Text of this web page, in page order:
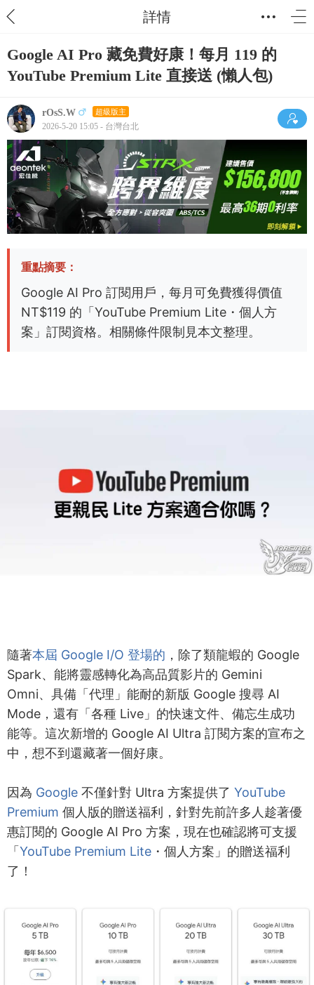
詳情
Google AI Pro 藏免費好康！每月 119 的
YouTube Premium Lite 直接送 (懶人包)
rOsS.W 超級版主
2026-5-20 15:05 - 台灣台北
重點摘要：
Google AI Pro 訂閱用戶，每月可免費獲得價值
NT$119 的「YouTube Premium Lite・個人方
案」訂閱資格。相關條件限制見本文整理。
隨著本屆 Google I/O 登場的 ，除了類龍蝦的 Google
Spark、能將靈感轉化為高品質影片的 Gemini
Omni、具備「代理」能耐的新版 Google 搜尋 AI
Mode，還有「各種 Live」的快速文件、備忘生成功
能等。這次新增的 Google AI Ultra 訂閱方案的宣布之
中，想不到還藏著一個好康。
因為 Google 不僅針對 Ultra 方案提供了 YouTube
Premium 個人版的贈送福利，針對先前許多人趁著優
惠訂閱的 Google AI Pro 方案，現在也確認將可支援
「YouTube Premium Lite ・個人方案」的贈送福利
了！